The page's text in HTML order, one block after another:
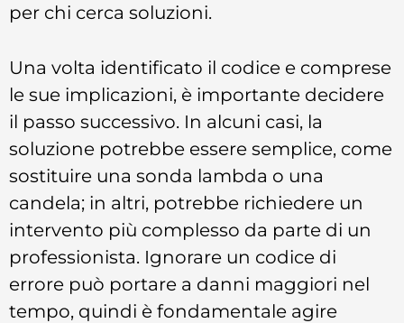
per chi cerca soluzioni.
Una volta identificato il codice e comprese
le sue implicazioni, è importante decidere
il passo successivo. In alcuni casi, la
soluzione potrebbe essere semplice, come
sostituire una sonda lambda o una
candela; in altri, potrebbe richiedere un
intervento più complesso da parte di un
professionista. Ignorare un codice di
errore può portare a danni maggiori nel
tempo, quindi è fondamentale agire